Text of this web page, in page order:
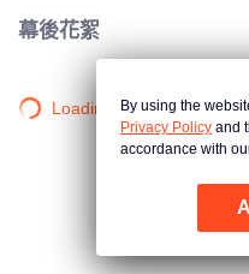
幕後花絮
Loading…By using the
Privacy Policy and
accordance with